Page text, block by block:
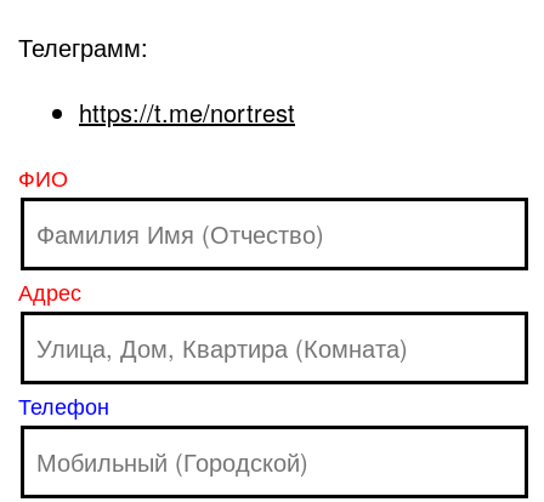
Телеграмм:
https://t.me/nortrest
ФИО
Адрес
Телефон